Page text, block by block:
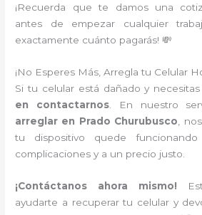
¡Recuerda que te damos una
antes de empezar cualquier
exactamente cuánto pagarás! 💸
¡No Esperes Más, Arregla tu Celular
Si tu celular está dañado y necesitas
en contactarnos. En nuestro
arreglar en Prado Churubusco ,
tu dispositivo quede funcionando
complicaciones y a un precio justo.
¡Contáctanos ahora mismo!
ayudarte a recuperar tu celular y